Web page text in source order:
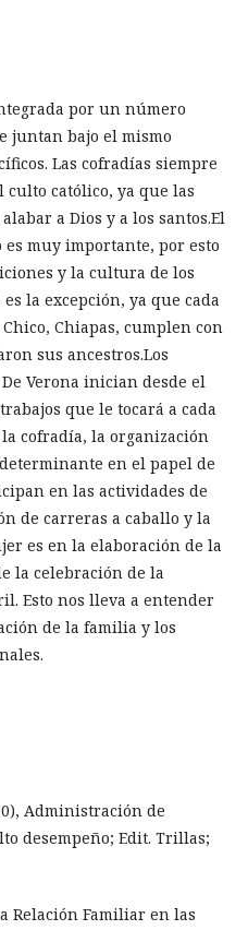
por un número
juntan bajo el mismo
Las cofradías siempre
católico, ya que las
a Dios y a los santos.El
muy importante, por esto
y la cultura de los
la excepción, ya que cada
Chiapas, cumplen con
sus ancestros.Los
Verona inician desde el
que le tocará a cada
cofradía, la organización
en el papel de
en las actividades de
de carreras a caballo y la
es en la elaboración de la
la celebración de la
Esto nos lleva a entender
de la familia y los
Administración de
desempeño; Edit. Trillas;
Relación Familiar en las